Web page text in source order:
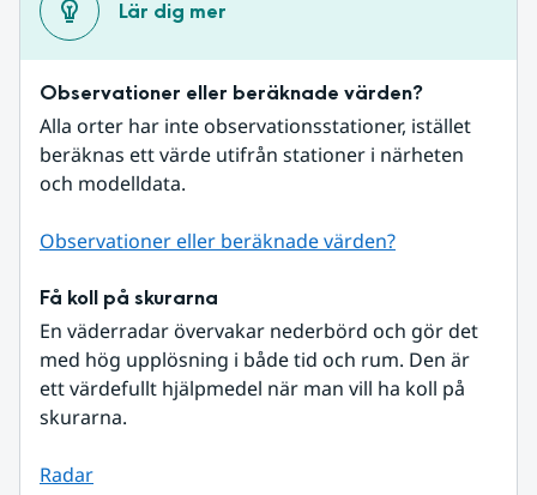
Lär dig mer
Observationer eller beräknade värden?
Alla orter har inte observationsstationer, istället
beräknas ett värde utifrån stationer i närheten
och modelldata.
Observationer eller beräknade värden?
Få koll på skurarna
En väderradar övervakar nederbörd och gör det
med hög upplösning i både tid och rum. Den är
ett värdefullt hjälpmedel när man vill ha koll på
skurarna.
Radar